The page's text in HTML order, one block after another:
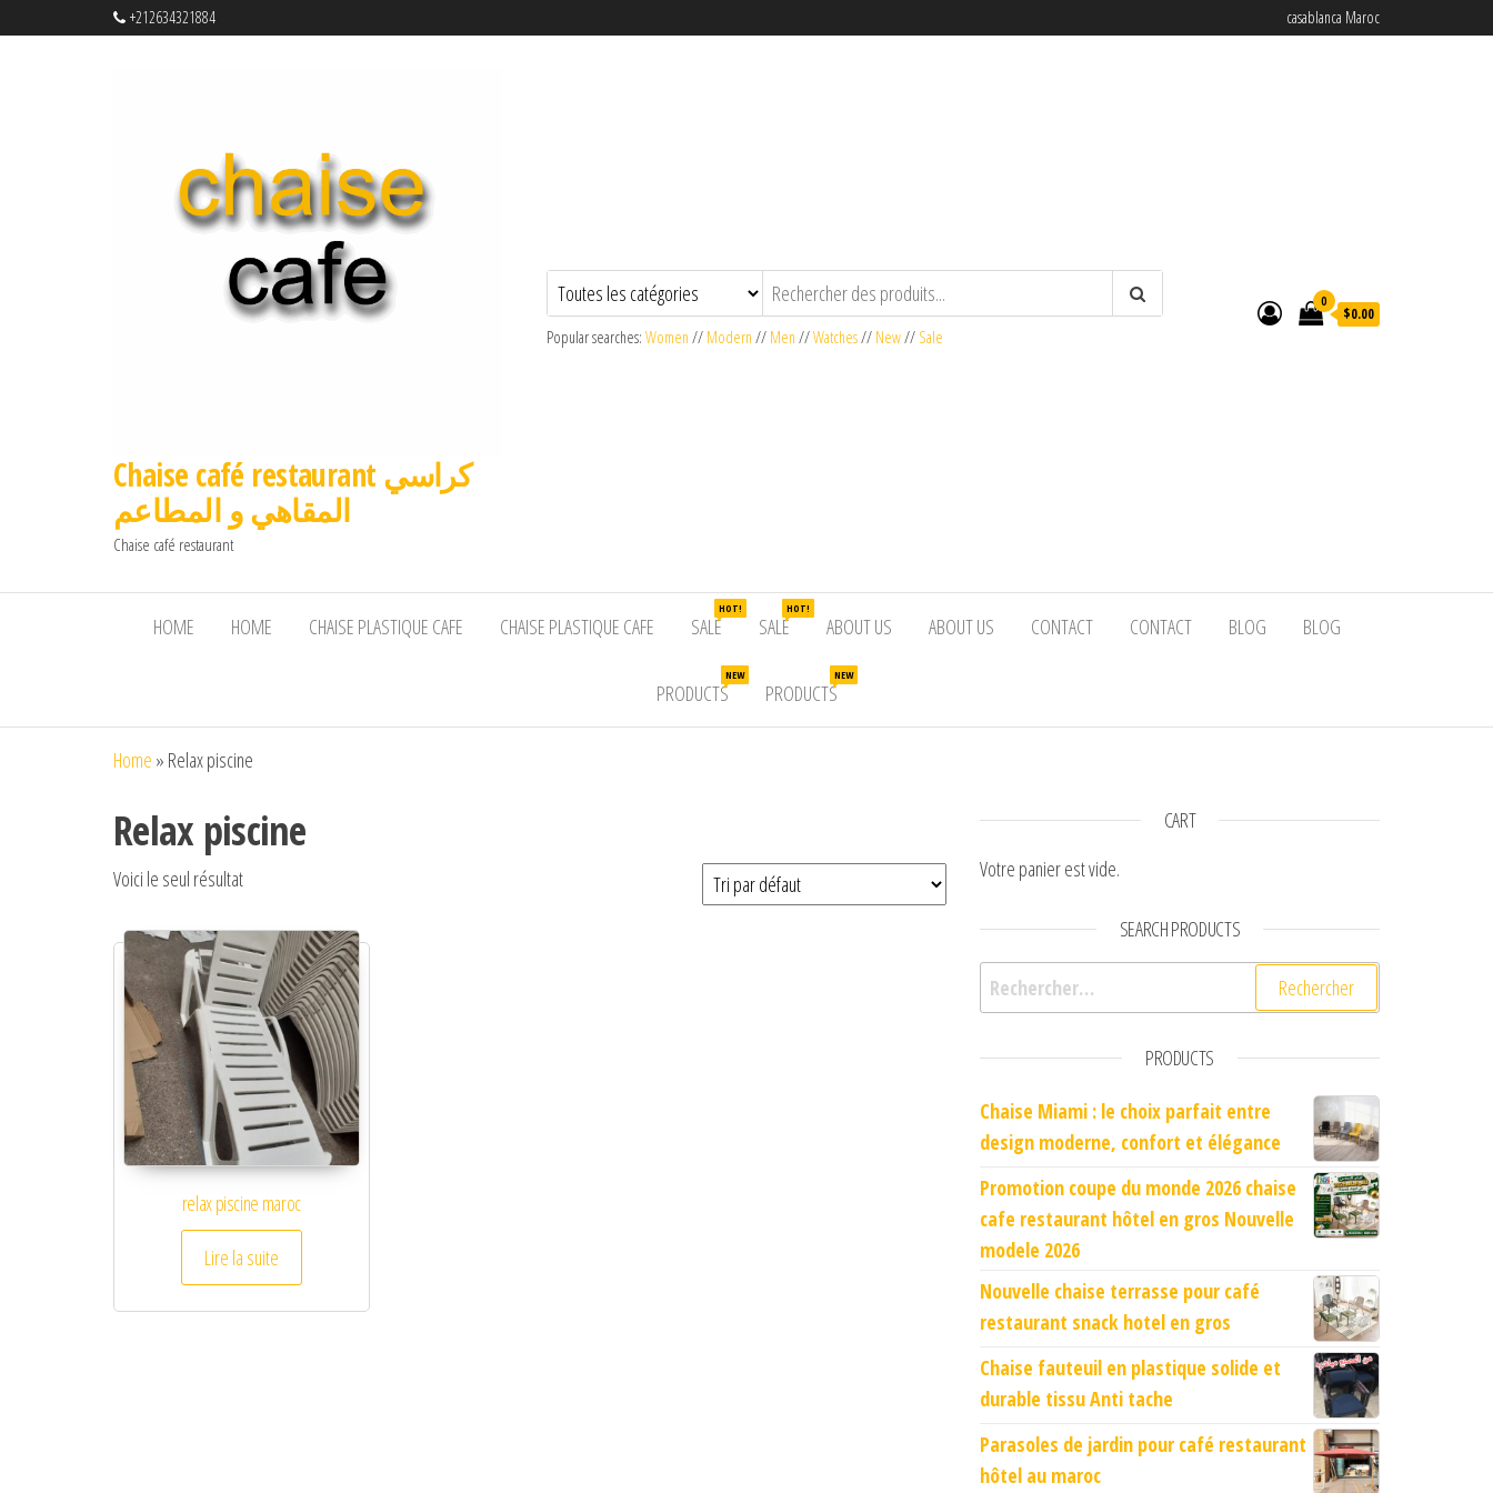
+212634321884 casablanca Maroc
Chaise café restaurant كراسي
المقاهي و المطاعم
Chaise café restaurant
Popular searches: Women // Modern // Men //Watches// New// Sale
0
$0.00
HOME HOME CHAISE PLASTIQUE CAFE CHAISE PLASTIQUE CAFE SALE
HOT!
SALE
HOT!
ABOUT US ABOUT US CONTACT CONTACT BLOG BLOG
PRODUCTS
NEW
PRODUCTS
NEW
Home » Relax piscine
Relax piscine
Voici le seul résultat
relax piscine maroc
Lire la suite
CART
Votre panier est vide.
SEARCH PRODUCTS
Rechercher :
PRODUCTS
Chaise Miami : le choix parfait entre
design moderne, confort et élégance
Promotion coupe du monde 2026 chaise
cafe restaurant hôtel en gros Nouvelle
modele 2026
Nouvelle chaise terrasse pour café
restaurant snack hotel en gros
Chaise fauteuil en plastique solide et
durable tissu Anti tache
Parasoles de jardin pour café restaurant
hôtel au maroc